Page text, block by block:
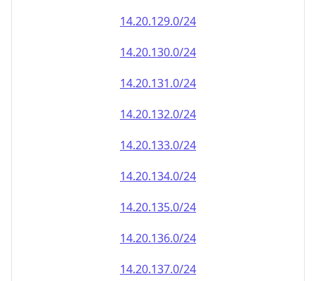
14.20.129.0/24
14.20.130.0/24
14.20.131.0/24
14.20.132.0/24
14.20.133.0/24
14.20.134.0/24
14.20.135.0/24
14.20.136.0/24
14.20.137.0/24